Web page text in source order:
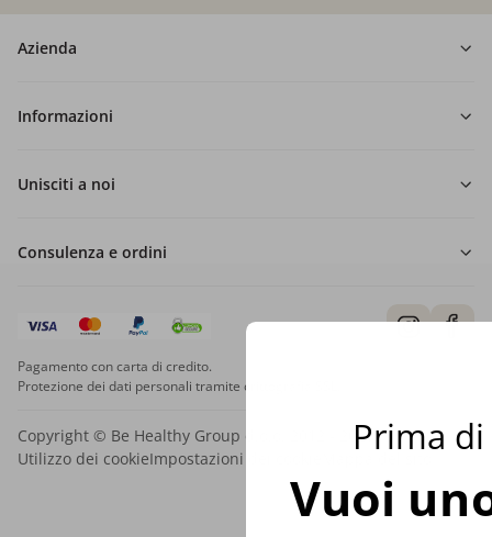
Azienda
Informazioni
Unisciti a noi
Consulenza e ordini
Pagamento con carta di credito.
Protezione dei dati personali tramite crittografia SSL.
Copyright © Be Healthy Group d.o.o. 2012 - 2026
Utilizzo dei cookieImpostazioni dei cookie Prima
Vuoi